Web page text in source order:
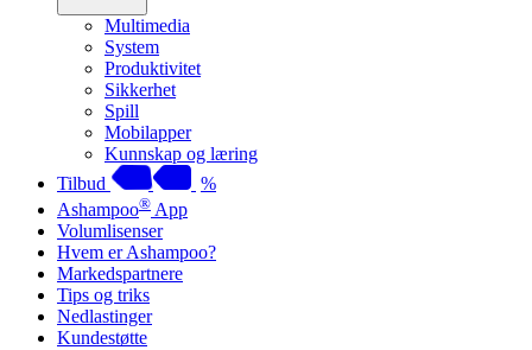
Multimedia
System
Produktivitet
Sikkerhet
Spill
Mobilapper
Kunnskap og læring
Tilbud
%
Ashampoo® App
Volumlisenser
Hvem er Ashampoo?
Markedspartnere
Tips og triks
Nedlastinger
Kundestøtte